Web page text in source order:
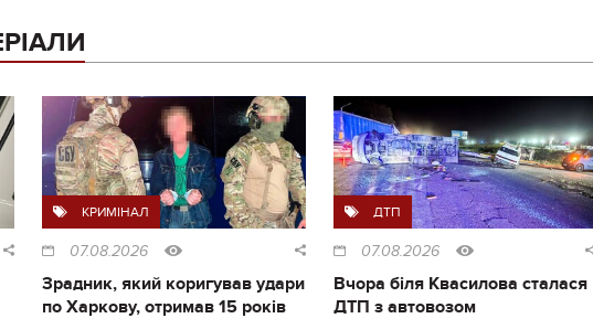
КРИМІНАЛ
07.08.2026
Зрадник, який коригував удари
по Харкову, отримав 15 років
ДТП
07.08.2026
Вчора біля Квасилова сталася
ДТП з автовозом